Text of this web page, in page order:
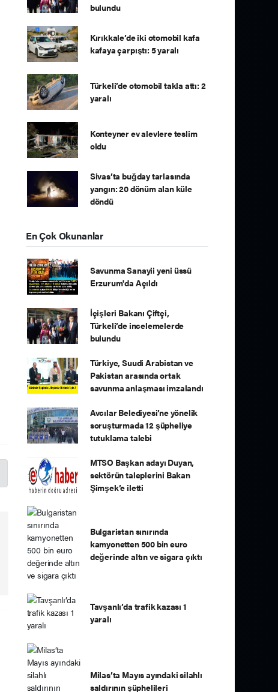
bulundu
Kırıkkale’de iki otomobil kafa
kafaya çarpıştı: 5 yaralı
Türkeli’de otomobil takla attı: 2
yaralı
Konteyner ev alevlere teslim
oldu
Sivas’ta buğday tarlasında
yangın: 20 dönüm alan küle
döndü
En Çok Okunanlar
Savunma Sanayii yeni üssü
Erzurum'da Açıldı
İçişleri Bakanı Çiftçi,
Türkeli’de incelemelerde
bulundu
Türkiye, Suudi Arabistan ve
Pakistan arasında ortak
savunma anlaşması imzalandı
Avcılar Belediyesi’ne yönelik
soruşturmada 12 şüpheliye
tutuklama talebi
MTSO Başkan adayı Duyan,
sektörün taleplerini Bakan
Şimşek’e iletti
Bulgaristan sınırında
kamyonetten 500 bin euro
değerinde altın ve sigara çıktı
Tavşanlı’da trafik kazası 1
yaralı
Milas’ta Mayıs ayındaki silahlı
saldırının şüphelileri